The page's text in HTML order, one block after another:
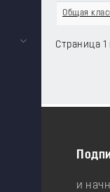
Общая
Страница 1
и